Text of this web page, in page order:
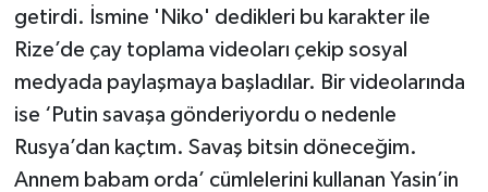
getirdi. İsmine 'Niko' dedikleri bu karakter ile
Rize’de çay toplama videoları çekip sosyal
medyada paylaşmaya başladılar. Bir videolarında
ise ‘Putin savaşa gönderiyordu o nedenle
Rusya’dan kaçtım. Savaş bitsin döneceğim.
Annem babam orda’ cümlelerini kullanan Yasin’in